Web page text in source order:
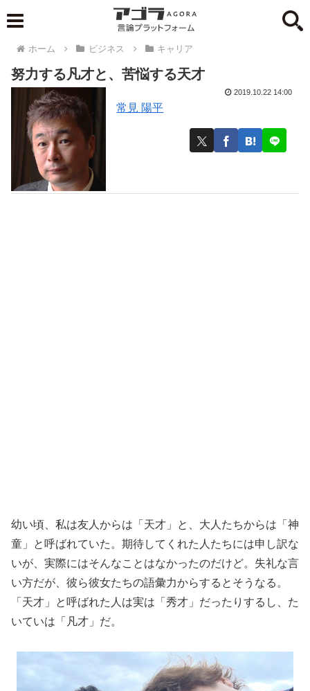
ホーム ビジネス キャリア
努力する凡才と、苦悩する天才
常見 陽平
2019.10.22 14:00
幼い頃、私は友人からは「天才」と、大人たちからは「神
童」と呼ばれていた。期待してくれた人たちには申し訳な
いが、実際にはそんなことはなかったのだけど。失礼な言
い方だが、彼ら彼女たちの語彙力からするとそうなる。
「天才」と呼ばれた人は実は「秀才」だったりするし、た
いていは「凡才」だ。